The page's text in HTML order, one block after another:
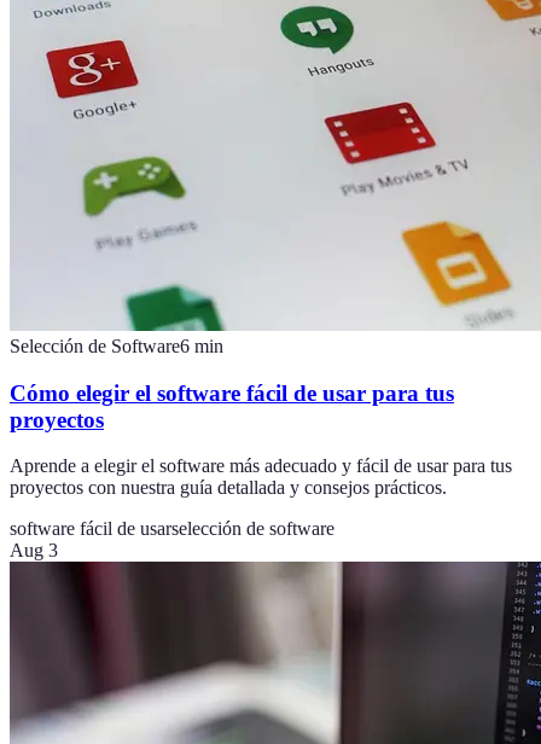
Selección de Software6 min
Cómo elegir el software fácil de usar para tus
proyectos
Aprende a elegir el software más adecuado y fácil de usar para tus
proyectos con nuestra guía detallada y consejos prácticos.
software fácil de usarselección de software
Aug 3